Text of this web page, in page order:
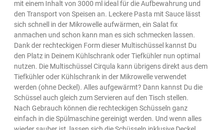
mit einem Inhalt von 3000 ml ideal für die Aufbewahrung und
den Transport von Speisen an. Leckere Pasta mit Sauce lässt
sich schnell in der Mikrowelle aufwärmen, ein Salat fix
anmachen und schon kann man es sich schmecken lassen.
Dank der rechteckigen Form dieser Multischüssel kannst Du
den Platz in Deinem Kühlschrank oder Tiefkühler nun optimal
nutzen. Die Multischüssel Cirqula kann übrigens direkt aus dem
Tiefkühler oder Kühlschrank in der Mikrowelle verwendet
werden (ohne Deckel). Alles aufgewärmt? Dann kannst Du die
Schüssel auch gleich zum Servieren auf den Tisch stellen.
Nach Gebrauch können die rechteckigen Schüsseln ganz
einfach in die Spülmaschine gereinigt werden. Und wenn alles